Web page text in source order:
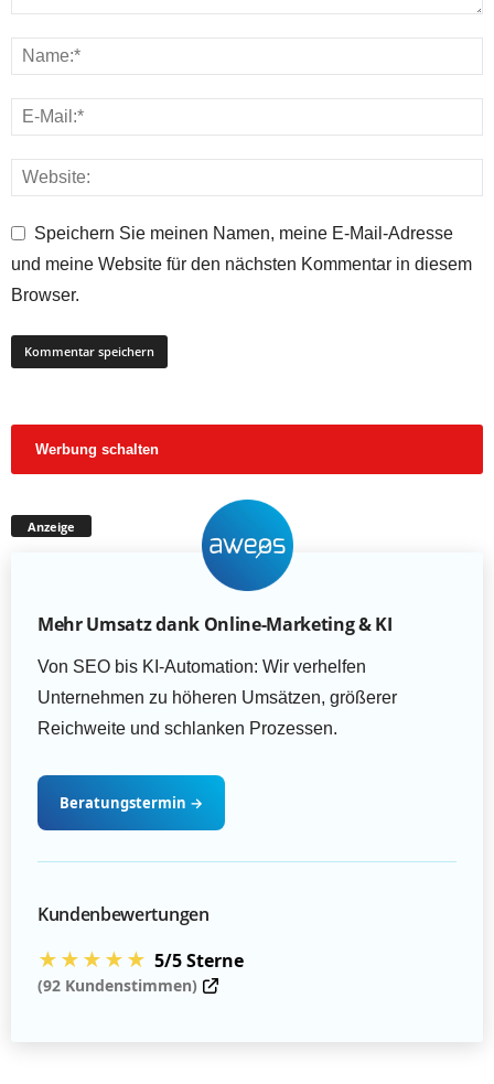
Speichern Sie meinen Namen, meine E-Mail-Adresse
und meine Website für den nächsten Kommentar in diesem
Browser.
Werbung schalten
Anzeige
Mehr Umsatz dank Online-Marketing & KI
Von SEO bis KI-Automation: Wir verhelfen
Unternehmen zu höheren Umsätzen, größerer
Reichweite und schlanken Prozessen.
Beratungstermin →
Kundenbewertungen
★★★★★ 5/5 Sterne
(92 Kundenstimmen)